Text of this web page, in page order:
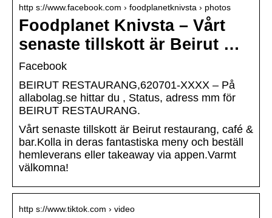
http s://www.facebook.com › foodplanetknivsta › photos
Foodplanet Knivsta – Vårt
senaste tillskott är Beirut …
Facebook
BEIRUT RESTAURANG,620701-XXXX – På
allabolag.se hittar du , Status, adress mm för
BEIRUT RESTAURANG.
Vårt senaste tillskott är Beirut restaurang, café &
bar.Kolla in deras fantastiska meny och beställ
hemleverans eller takeaway via appen.Varmt
välkomna!
http s://www.tiktok.com › video